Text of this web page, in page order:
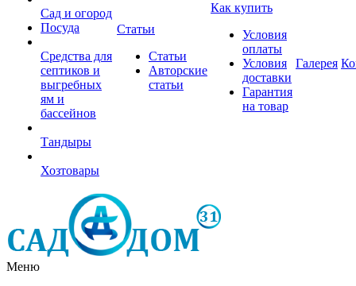
Сад и огород
Посуда
Средства для
септиков и
выгребных
ям и
бассейнов
Тандыры
Хозтовары
Статьи
Статьи
Авторские
статьи
Как купить
Условия
оплаты
Условия
доставки
Гарантия
на товар
Галерея
Меню